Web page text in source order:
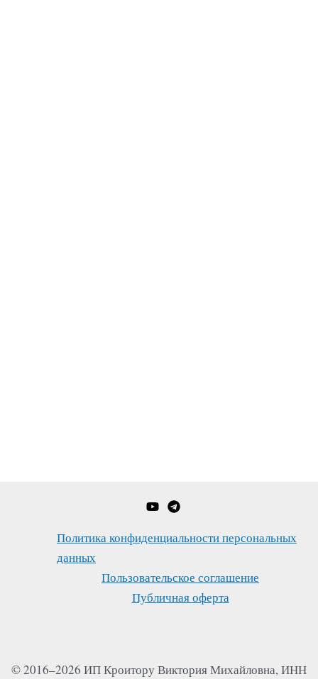
Политика конфиденциальности персональных
данных
Пользовательское соглашение
Публичная оферта
© 2016–2026 ИП Кроитору Виктория Михайловна, ИНН